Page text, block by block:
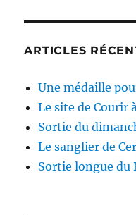
ARTICLES
Une médaille
Le site de Courir
Sortie du
Le sanglier de
Sortie longue du